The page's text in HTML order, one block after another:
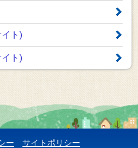
ト)
ト)
ー
サイトポリシー